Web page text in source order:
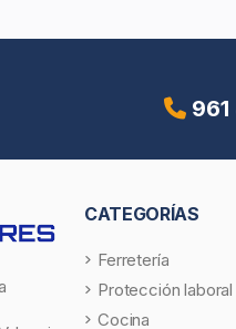
CATEGORÍAS
Ferretería
Protección laboral
Cocina